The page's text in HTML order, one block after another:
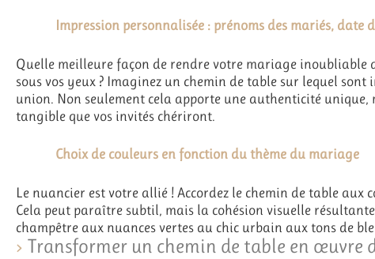
Impression personnalisée : prénoms des mariés, date
Quelle meilleure façon de rendre votre mariage inoubliable
sous vos yeux ? Imaginez un chemin de table sur lequel
union. Non seulement cela apporte une authenticité unique,
tangible que vos invités chériront.
Choix de couleurs en fonction du thème du mariage
Le nuancier est votre allié ! Accordez le chemin de table
Cela peut paraître subtil, mais la cohésion visuelle
champêtre aux nuances vertes au chic urbain aux tons de
Transformer un chemin de table en œuvre